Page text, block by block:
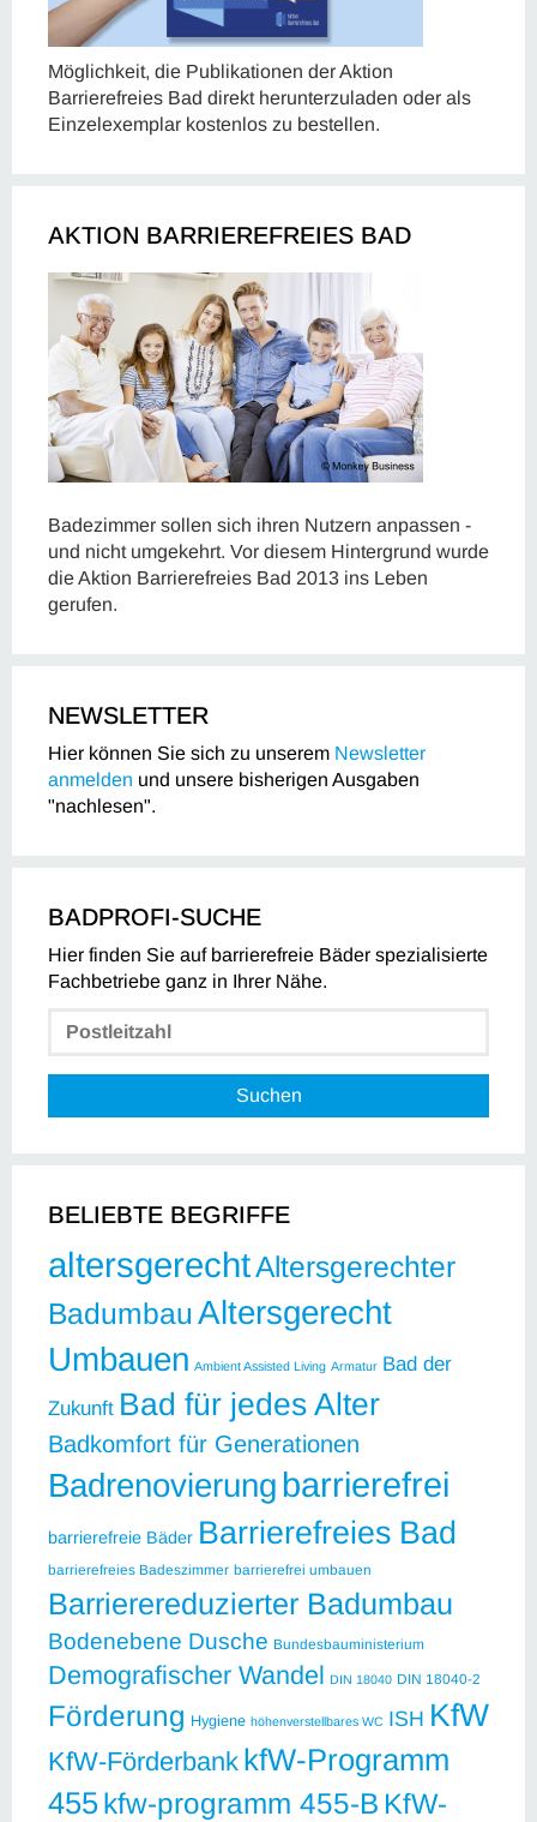
Möglichkeit, die Publikationen der Aktion
Barrierefreies Bad direkt herunterzuladen oder als
Einzelexemplar kostenlos zu bestellen.
AKTION BARRIEREFREIES BAD
Badezimmer sollen sich ihren Nutzern anpassen -
und nicht umgekehrt. Vor diesem Hintergrund wurde
die Aktion Barrierefreies Bad 2013 ins Leben
gerufen.
NEWSLETTER
Hier können Sie sich zu unserem Newsletter
anmelden und unsere bisherigen Ausgaben
"nachlesen".
BADPROFI-SUCHE
Hier finden Sie auf barrierefreie Bäder spezialisierte
Fachbetriebe ganz in Ihrer Nähe.
Suchen
BELIEBTE BEGRIFFE
altersgerechtAltersgerechter
Badumbau Altersgerecht
Umbauen Ambient Assisted Living Armatur Bad der
Zukunft Bad für jedes Alter
Badkomfort für Generationen
Badrenovierung barrierefrei
barrierefreie Bäder Barrierefreies Bad
barrierefreies Badeszimmer barrierefrei umbauen
Barrierereduzierter Badumbau
Bodenebene Dusche Bundesbauministerium
Demografischer Wandel DIN 18040 DIN 18040-2
Förderung Hygiene höhenverstellbares WC ISH KfW
KfW-Förderbank kfW-Programm
455kfw-programm 455-B KfW-